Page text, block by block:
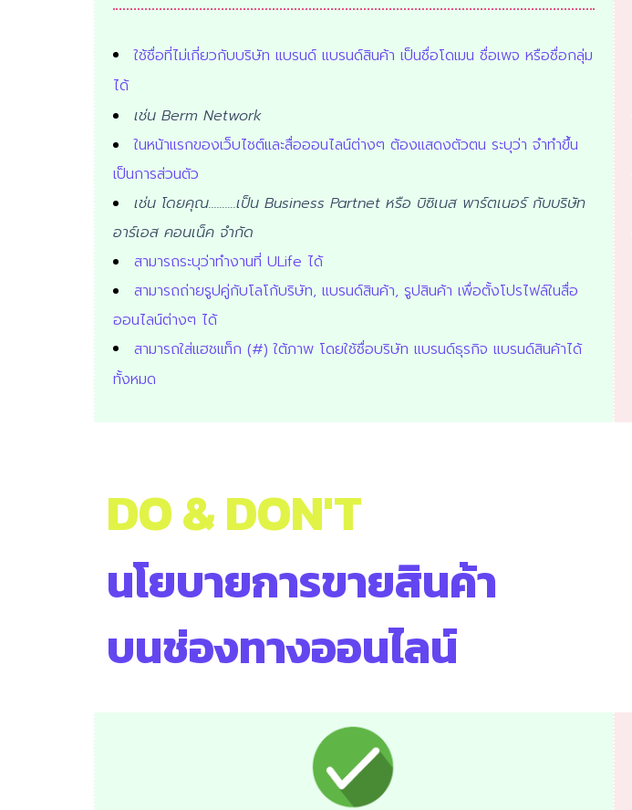
ใช้ชื่อที่ไม่เกี่ยวกับบริษัท แบรนด์ แบรนด์สินค้า เป็นชื่อโดเมน ชื่อเพจ หรือชื่อกลุ่ม
ได้
เช่น Berm Network
ในหน้าแรกของเว็บไชต์และสื่อออนไลน์ต่างๆ ต้องแสดงตัวตน ระบุว่า จำทำขึ้น
เป็นการส่วนตัว
เช่น โดยคุณ..........เป็น Business Partnet หรือ บิซิเนส พาร์ตเนอร์ กับบริษัท
อาร์เอส คอนเน็ค จำกัด
สามารถระบุว่าทำงานที่ ULife ได้
สามารถถ่ายรูปคู่กับโลโก้บริษัท, แบรนด์สินค้า, รูปสินค้า เพื่อตั้งโปรไฟล์ในสื่อ
ออนไลน์ต่างๆ ได้
สามารถใส่แฮชแท็ก (#) ใต้ภาพ โดยใช้ชื่อบริษัท แบรนด์ธุรกิจ แบรนด์สินค้าได้
ทั้งหมด
DO & DON'T
นโยบายการขายสินค้า
บนช่องทางออนไลน์